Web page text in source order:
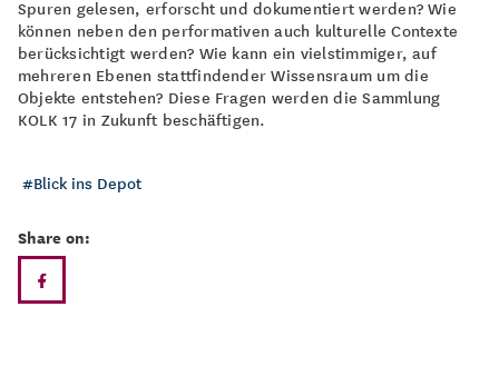
Spuren gelesen, erforscht und dokumentiert werden? Wie
können neben den performativen auch kulturelle Contexte
berücksichtigt werden? Wie kann ein vielstimmiger, auf
mehreren Ebenen stattfindender Wissensraum um die
Objekte entstehen? Diese Fragen werden die Sammlung
KOLK 17 in Zukunft beschäftigen.
Blick ins Depot
Share on: